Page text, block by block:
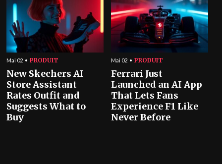
Mai 02 PRODUIT
New Skechers AI
Store Assistant
Rates Outfit and
Suggests What to
Buy
Mai 02 PRODUIT
Ferrari Just
Launched an AI App
That Lets Fans
Experience F1 Like
Never Before